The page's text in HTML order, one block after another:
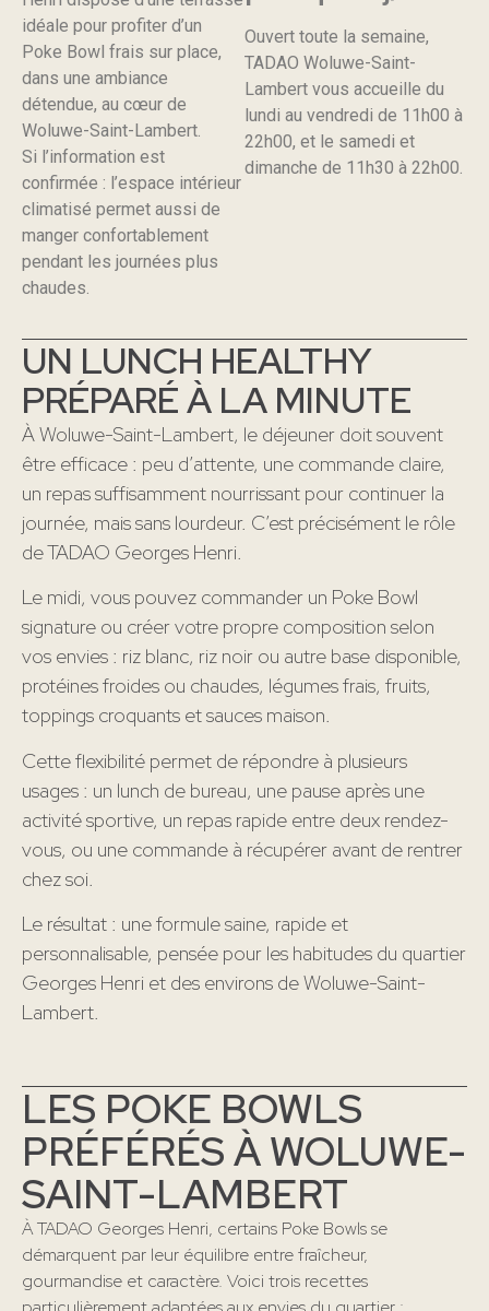
idéale pour profiter d’un
Poke Bowl frais sur place,
dans une ambiance
détendue, au cœur de
Woluwe-Saint-Lambert.
Si l’information est
confirmée : l’espace intérieur
climatisé permet aussi de
manger confortablement
pendant les journées plus
chaudes.
Ouvert toute la semaine,
TADAO Woluwe-Saint-
Lambert vous accueille du
lundi au vendredi de 11h00 à
22h00, et le samedi et
dimanche de 11h30 à 22h00.
UN LUNCH HEALTHY
PRÉPARÉ À LA MINUTE
À Woluwe-Saint-Lambert, le déjeuner doit souvent
être efficace : peu d’attente, une commande claire,
un repas suffisamment nourrissant pour continuer la
journée, mais sans lourdeur. C’est précisément le rôle
de TADAO Georges Henri.
Le midi, vous pouvez commander un Poke Bowl
signature ou créer votre propre composition selon
vos envies : riz blanc, riz noir ou autre base disponible,
protéines froides ou chaudes, légumes frais, fruits,
toppings croquants et sauces maison.
Cette flexibilité permet de répondre à plusieurs
usages : un lunch de bureau, une pause après une
activité sportive, un repas rapide entre deux rendez-
vous, ou une commande à récupérer avant de rentrer
chez soi.
Le résultat : une formule saine, rapide et
personnalisable, pensée pour les habitudes du quartier
Georges Henri et des environs de Woluwe-Saint-
Lambert.
LES POKE BOWLS
PRÉFÉRÉS À WOLUWE-
SAINT-LAMBERT
À TADAO Georges Henri, certains Poke Bowls se
démarquent par leur équilibre entre fraîcheur,
gourmandise et caractère. Voici trois recettes